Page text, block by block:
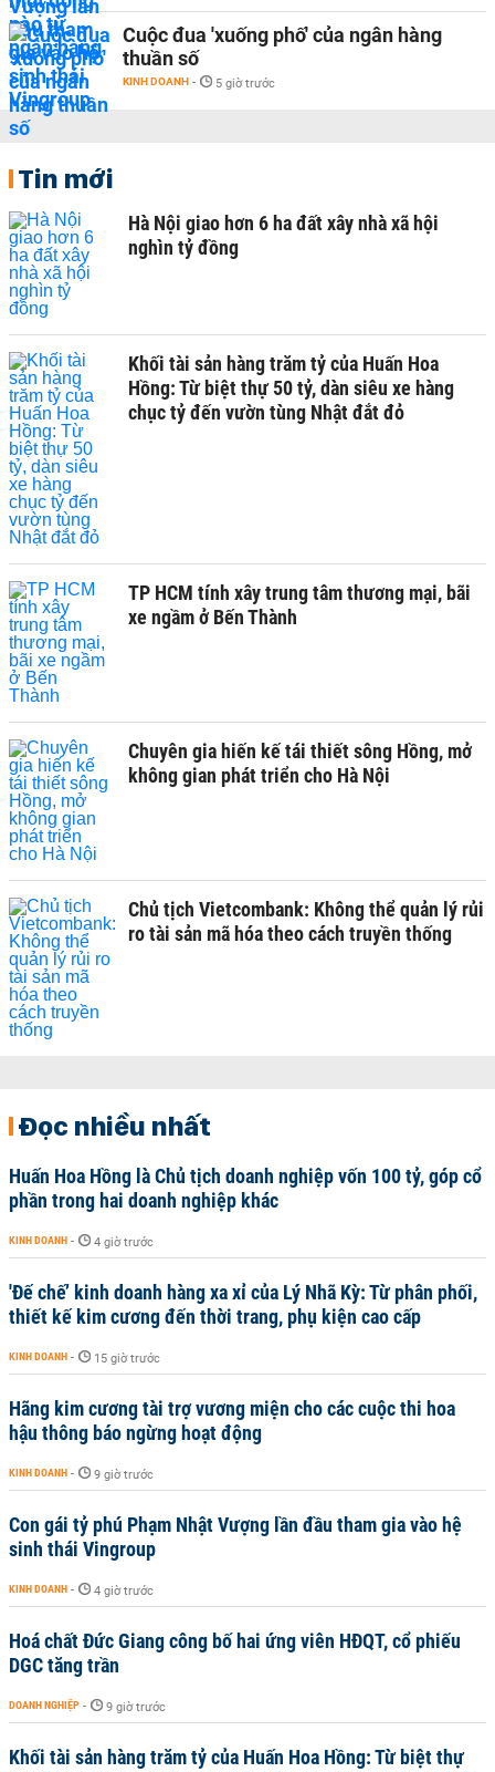
Cuộc đua 'xuống phố' của ngân hàng
thuần số
KINH DOANH - 5 giờ trước
Tin mới
Hà Nội giao hơn 6 ha đất xây nhà xã hội
nghìn tỷ đồng
Khối tài sản hàng trăm tỷ của Huấn Hoa
Hồng: Từ biệt thự 50 tỷ, dàn siêu xe hàng
chục tỷ đến vườn tùng Nhật đắt đỏ
TP HCM tính xây trung tâm thương mại, bãi
xe ngầm ở Bến Thành
Chuyên gia hiến kế tái thiết sông Hồng, mở
không gian phát triển cho Hà Nội
Chủ tịch Vietcombank: Không thể quản lý rủi
ro tài sản mã hóa theo cách truyền thống
Đọc nhiều nhất
Huấn Hoa Hồng là Chủ tịch doanh nghiệp vốn 100 tỷ, góp cổ
phần trong hai doanh nghiệp khác
KINH DOANH - 4 giờ trước
'Đế chế’ kinh doanh hàng xa xỉ của Lý Nhã Kỳ: Từ phân phối,
thiết kế kim cương đến thời trang, phụ kiện cao cấp
KINH DOANH - 15 giờ trước
Hãng kim cương tài trợ vương miện cho các cuộc thi hoa
hậu thông báo ngừng hoạt động
KINH DOANH - 9 giờ trước
Con gái tỷ phú Phạm Nhật Vượng lần đầu tham gia vào hệ
sinh thái Vingroup
KINH DOANH - 4 giờ trước
Hoá chất Đức Giang công bố hai ứng viên HĐQT, cổ phiếu
DGC tăng trần
DOANH NGHIỆP - 9 giờ trước
Khối tài sản hàng trăm tỷ của Huấn Hoa Hồng: Từ biệt thự